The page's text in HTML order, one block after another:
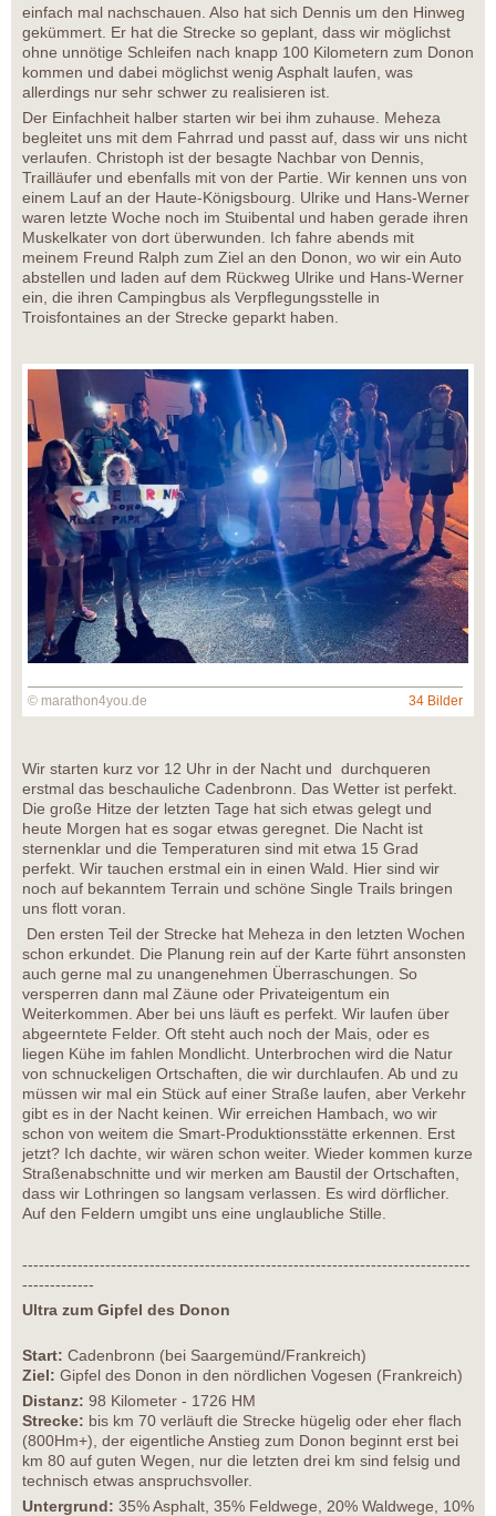
einfach mal nachschauen. Also hat sich Dennis um den Hinweg
gekümmert. Er hat die Strecke so geplant, dass wir möglichst
ohne unnötige Schleifen nach knapp 100 Kilometern zum Donon
kommen und dabei möglichst wenig Asphalt laufen, was
allerdings nur sehr schwer zu realisieren ist.
Der Einfachheit halber starten wir bei ihm zuhause. Meheza
begleitet uns mit dem Fahrrad und passt auf, dass wir uns nicht
verlaufen. Christoph ist der besagte Nachbar von Dennis,
Trailläufer und ebenfalls mit von der Partie. Wir kennen uns von
einem Lauf an der Haute-Königsbourg. Ulrike und Hans-Werner
waren letzte Woche noch im Stuibental und haben gerade ihren
Muskelkater von dort überwunden. Ich fahre abends mit
meinem Freund Ralph zum Ziel an den Donon, wo wir ein Auto
abstellen und laden auf dem Rückweg Ulrike und Hans-Werner
ein, die ihren Campingbus als Verpflegungsstelle in
Troisfontaines an der Strecke geparkt haben.
© marathon4you.de 34 Bilder
Wir starten kurz vor 12 Uhr in der Nacht und durchqueren
erstmal das beschauliche Cadenbronn. Das Wetter ist perfekt.
Die große Hitze der letzten Tage hat sich etwas gelegt und
heute Morgen hat es sogar etwas geregnet. Die Nacht ist
sternenklar und die Temperaturen sind mit etwa 15 Grad
perfekt. Wir tauchen erstmal ein in einen Wald. Hier sind wir
noch auf bekanntem Terrain und schöne Single Trails bringen
uns flott voran.
Den ersten Teil der Strecke hat Meheza in den letzten Wochen
schon erkundet. Die Planung rein auf der Karte führt ansonsten
auch gerne mal zu unangenehmen Überraschungen. So
versperren dann mal Zäune oder Privateigentum ein
Weiterkommen. Aber bei uns läuft es perfekt. Wir laufen über
abgeerntete Felder. Oft steht auch noch der Mais, oder es
liegen Kühe im fahlen Mondlicht. Unterbrochen wird die Natur
von schnuckeligen Ortschaften, die wir durchlaufen. Ab und zu
müssen wir mal ein Stück auf einer Straße laufen, aber Verkehr
gibt es in der Nacht keinen. Wir erreichen Hambach, wo wir
schon von weitem die Smart-Produktionsstätte erkennen. Erst
jetzt? Ich dachte, wir wären schon weiter. Wieder kommen kurze
Straßenabschnitte und wir merken am Baustil der Ortschaften,
dass wir Lothringen so langsam verlassen. Es wird dörflicher.
Auf den Feldern umgibt uns eine unglaubliche Stille.
---------------------------------------------------------------------------------
-------------
Ultra zum Gipfel des Donon
Start: Cadenbronn (bei Saargemünd/Frankreich)
Ziel: Gipfel des Donon in den nördlichen Vogesen (Frankreich)
Distanz: 98 Kilometer - 1726 HM
Strecke: bis km 70 verläuft die Strecke hügelig oder eher flach
(800Hm+), der eigentliche Anstieg zum Donon beginnt erst bei
km 80 auf guten Wegen, nur die letzten drei km sind felsig und
technisch etwas anspruchsvoller.
Untergrund: 35% Asphalt, 35% Feldwege, 20% Waldwege, 10%